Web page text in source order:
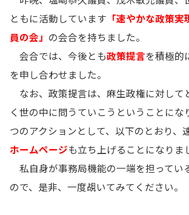
ともに活動しています 「速やかな政策
員の会」 の会合を持ちました。
会合では、今後とも政策提言を積極的
を申し合わせました。
なお、政策提言は、麻生政権に対して
く世の中に問うていこうということにな
つのアクションとして、以下のとおり、
ホームページも立ち上げることになりま
私自身が事務局機能の一端を担ってい
ので、是非、一度覘いてみてください。